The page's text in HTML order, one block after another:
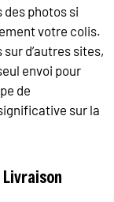
photos si
votre colis.
d’autres sites,
envoi pour
de
sur la